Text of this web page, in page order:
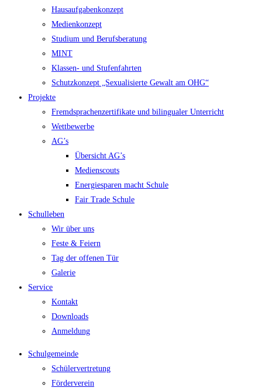
Hausaufgabenkonzept
Medienkonzept
Studium und Berufsberatung
MINT
Klassen- und Stufenfahrten
Schutzkonzept „Sexualisierte Gewalt am OHG“
Projekte
Fremdsprachenzertifikate und bilingualer Unterricht
Wettbewerbe
AG’s
Übersicht AG’s
Medienscouts
Energiesparen macht Schule
Fair Trade Schule
Schulleben
Wir über uns
Feste & Feiern
Tag der offenen Tür
Galerie
Service
Kontakt
Downloads
Anmeldung
Schulgemeinde
Schülervertretung
Förderverein